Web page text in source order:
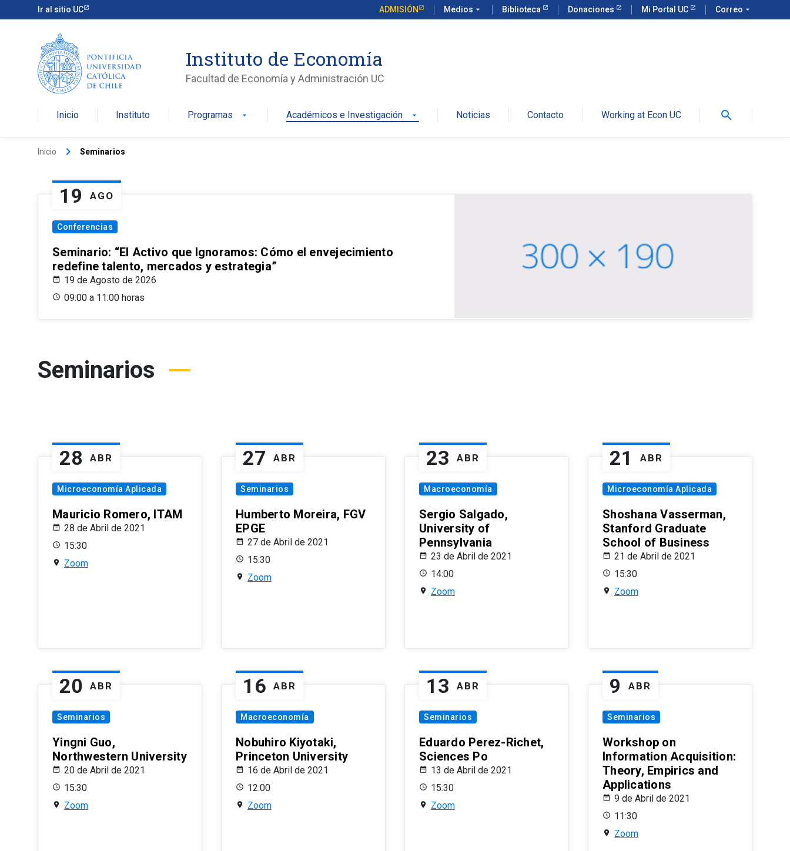
Ir al sitio UC ADMISIÓN Medios arrow_drop_down Biblioteca Donaciones Mi Portal UC Correo arrow_drop_down
Instituto de Economía
Facultad de Economía y Administración UC
Inicio Instituto Programas arrow_drop_down Académicos e Investigación arrow_drop_down Noticias Contacto Working at Econ UC search
Inicio keyboard_arrow_right Seminarios
19 AGO
Conferencias
Seminario: “El Activo que Ignoramos: Cómo el envejecimiento
redefine talento, mercados y estrategia”
19 de Agosto de 2026
09:00 a 11:00 horas
Seminarios
28 ABR
Microeconomía Aplicada
Mauricio Romero, ITAM
28 de Abril de 2021
15:30
Zoom
27 ABR
Seminarios
Humberto Moreira, FGV
EPGE
27 de Abril de 2021
15:30
Zoom
23 ABR
Macroeconomía
Sergio Salgado,
University of
Pennsylvania
23 de Abril de 2021
14:00
Zoom
21 ABR
Microeconomía Aplicada
Shoshana Vasserman,
Stanford Graduate
School of Business
21 de Abril de 2021
15:30
Zoom
20 ABR
Seminarios
Yingni Guo,
Northwestern University
20 de Abril de 2021
15:30
Zoom
16 ABR
Macroeconomía
Nobuhiro Kiyotaki,
Princeton University
16 de Abril de 2021
12:00
Zoom
13 ABR
Seminarios
Eduardo Perez-Richet,
Sciences Po
13 de Abril de 2021
15:30
Zoom
9 ABR
Seminarios
Workshop on
Information Acquisition:
Theory, Empirics and
Applications
9 de Abril de 2021
11:30
Zoom